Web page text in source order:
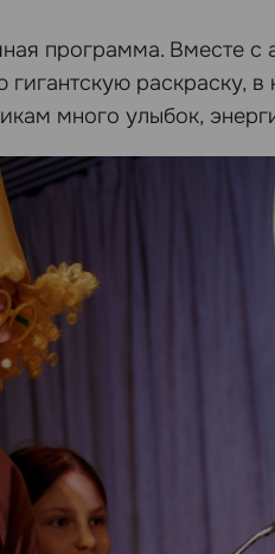
программа. Вместе
раскраску,
много улыбок,